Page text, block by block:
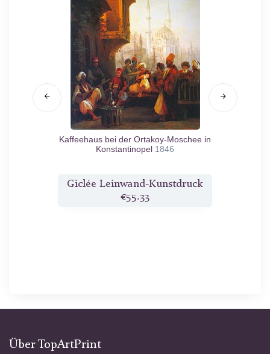
Kaffeehaus bei der Ortakoy-Moschee in
Konstantinopel 1846
Giclée Leinwand-Kunstdruck
€55.33
Über TopArtPrint